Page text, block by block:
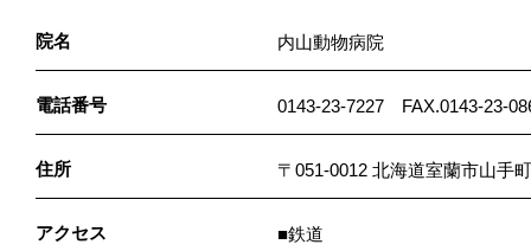
院名 内山動物病院
電話番号 0143-23-7227 FAX.0143-23-
住所 〒051-0012 北海道室蘭市山手
アクセス
■鉄道